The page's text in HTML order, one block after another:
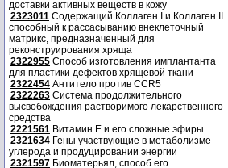
доставки активных веществ в кожу
2323011 Содержащий Коллаген I и Коллаген II
способный к рассасыванию внеклеточный
матрикс, предназначенный для
реконструирования хряща
2322955 Способ изготовления имплантанта
для пластики дефектов хрящевой ткани
2322454 Антитело против CCR5
2322263 Система продолжительного
высвобождения растворимого лекарственного
средства
2221561 Витамин Е и его сложные эфиры
2321634 Гены участвующие в метаболизме
углерода и продуцировании энергии
2321597 Биоматерьял, способ его